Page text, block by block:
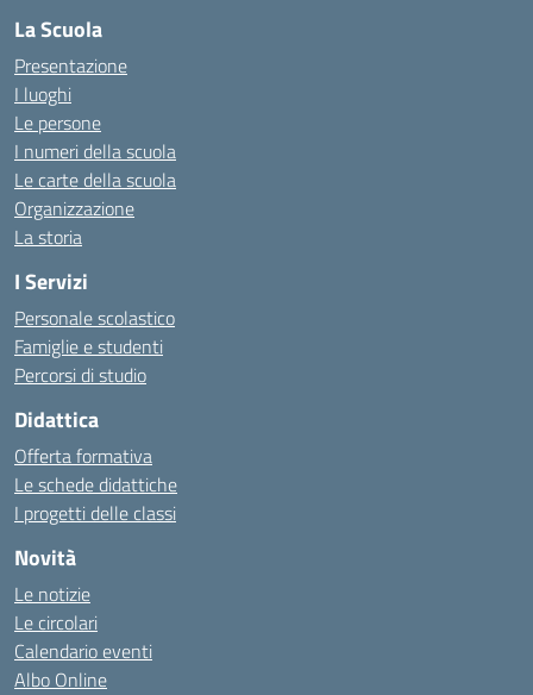
La Scuola
Presentazione
I luoghi
Le persone
I numeri della scuola
Le carte della scuola
Organizzazione
La storia
I Servizi
Personale scolastico
Famiglie e studenti
Percorsi di studio
Didattica
Offerta formativa
Le schede didattiche
I progetti delle classi
Novità
Le notizie
Le circolari
Calendario eventi
Albo Online